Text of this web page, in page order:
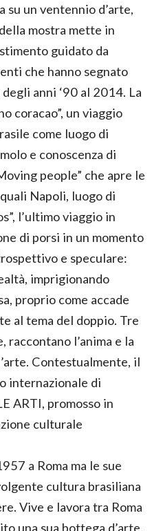
su un ventennio d’arte,
mostra mette in
guidato da
che hanno segnato
anni ‘90 al 2014. La
coracao”, un viaggio
come luogo di
e conoscenza di
people” che apre le
Napoli, luogo di
l’ultimo viaggio in
di porsi in un momento
e speculare:
imprigionando
proprio come accade
al tema del doppio. Tre
raccontano l’anima e la
Contestualmente, il
internazionale di
ARTI, promosso in
culturale
a Roma ma le sue
cultura brasiliana
Vive e lavora tra Roma
una sua bottega d’arte,